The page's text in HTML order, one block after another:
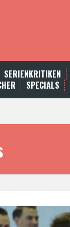
SERIENKRITIKEN
SPECIALS